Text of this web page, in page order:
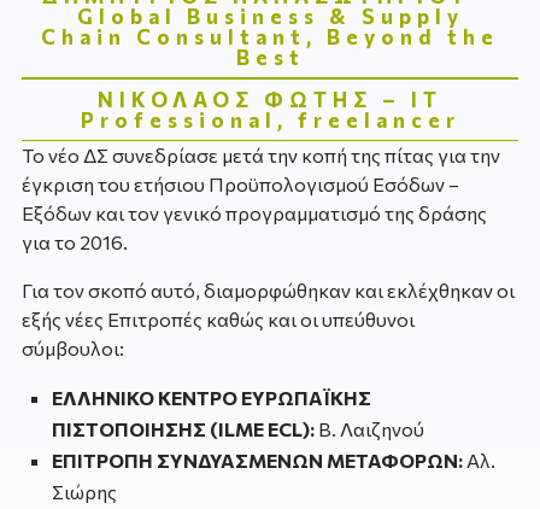
Global Business & Supply
Chain Consultant, Beyond the
Best
ΝΙΚΟΛΑΟΣ ΦΩΤΗΣ – IT
Professional, freelancer
Το νέο ΔΣ συνεδρίασε μετά την κοπή της πίτας για την
έγκριση του ετήσιου Προϋπολογισμού Εσόδων –
Εξόδων και τον γενικό προγραμματισμό της δράσης
για το 2016.
Για τον σκοπό αυτό, διαμορφώθηκαν και εκλέχθηκαν οι
εξής νέες Επιτροπές καθώς και οι υπεύθυνοι
σύμβουλοι:
ΕΛΛΗΝΙΚΟ ΚΕΝΤΡΟ ΕΥΡΩΠΑΪΚΗΣ
ΠΙΣΤΟΠΟΙΗΣΗΣ (ILME ECL): Β. Λαιζηνού
ΕΠΙΤΡΟΠΗ ΣΥΝΔΥΑΣΜΕΝΩΝ ΜΕΤΑΦΟΡΩΝ: Αλ.
Σιώρης